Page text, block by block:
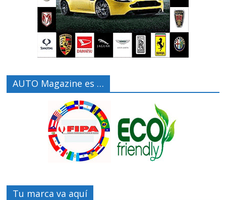
AUTO Magazine es …
Tu marca va aquí